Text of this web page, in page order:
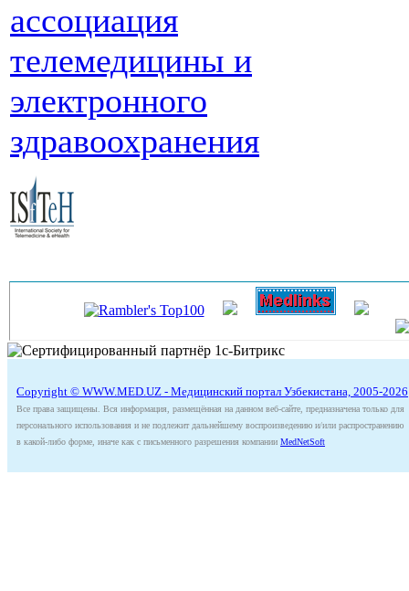
ассоциация
телемедицины и
электронного
здравоохранения
Copyright © WWW.MED.UZ - Медицинский портал Узбекистана, 2005-2026
Все права защищены. Вся информация, размещённая на данном веб-сайте, предназначена только для
персонального использования и не подлежит дальнейшему воспроизведению и/или распространению
в какой-либо форме, иначе как с письменного разрешения компании MedNetSoft